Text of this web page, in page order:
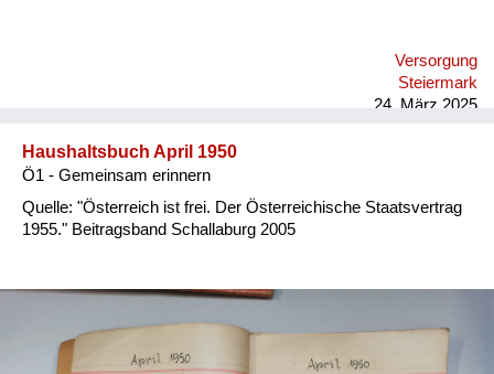
Versorgung
Steiermark
24. März 2025
Haushaltsbuch April 1950
Ö1 - Gemeinsam erinnern
Quelle: "Österreich ist frei. Der Österreichische Staatsvertrag
1955." Beitragsband Schallaburg 2005